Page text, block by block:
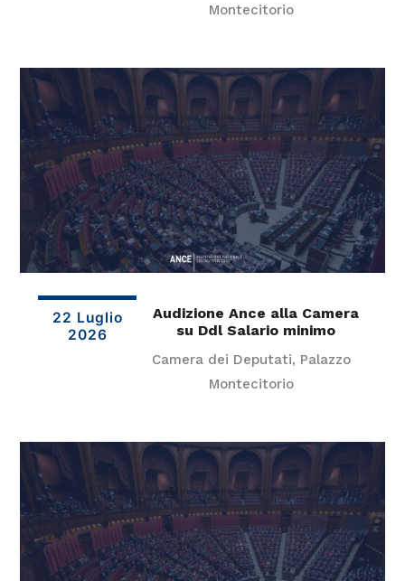
Montecitorio
22 Luglio
2026
Audizione Ance alla Camera
su Ddl Salario minimo
Camera dei Deputati, Palazzo
Montecitorio